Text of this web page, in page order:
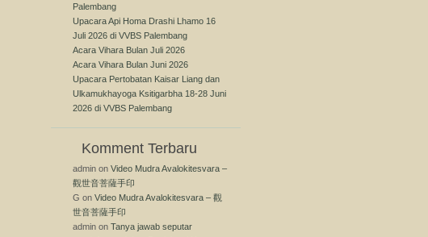
Palembang
Upacara Api Homa Drashi Lhamo 16
Juli 2026 di VVBS Palembang
Acara Vihara Bulan Juli 2026
Acara Vihara Bulan Juni 2026
Upacara Pertobatan Kaisar Liang dan
Ulkamukhayoga Ksitigarbha 18-28 Juni
2026 di VVBS Palembang
Komment Terbaru
admin on Video Mudra Avalokitesvara –
觀世音菩薩手印
G on Video Mudra Avalokitesvara – 觀
世音菩薩手印
admin on Tanya jawab seputar